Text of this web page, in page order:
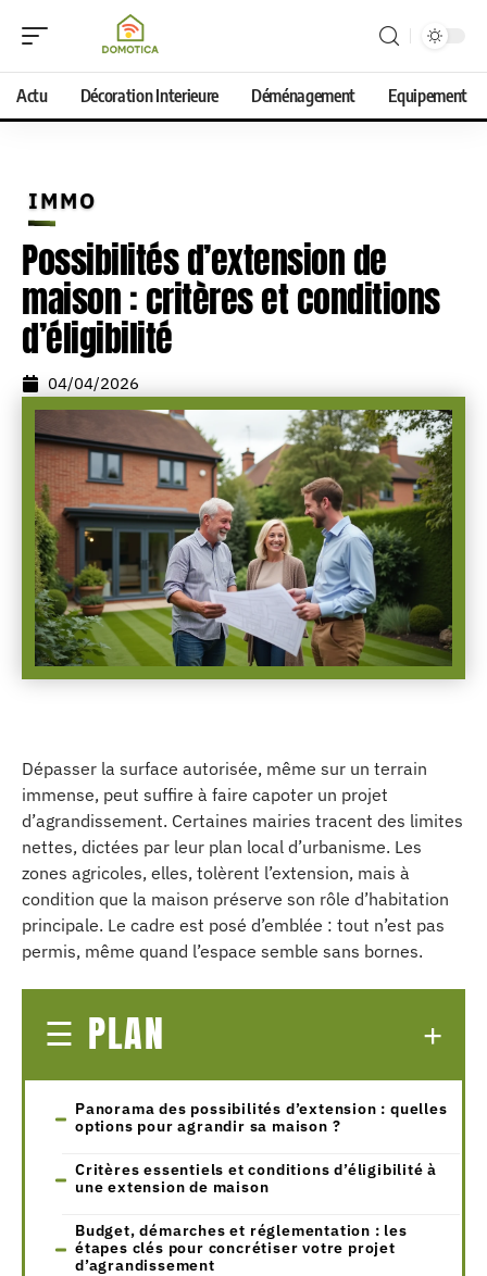
Actu Décoration Interieure Déménagement Equipement
IMMO
Possibilités d’extension de
maison : critères et conditions
d’éligibilité
04/04/2026
Dépasser la surface autorisée, même sur un terrain
immense, peut suffire à faire capoter un projet
d’agrandissement. Certaines mairies tracent des limites
nettes, dictées par leur plan local d’urbanisme. Les
zones agricoles, elles, tolèrent l’extension, mais à
condition que la maison préserve son rôle d’habitation
principale. Le cadre est posé d’emblée : tout n’est pas
permis, même quand l’espace semble sans bornes.
PLAN
Panorama des possibilités d’extension : quelles
options pour agrandir sa maison ?
Critères essentiels et conditions d’éligibilité à
une extension de maison
Budget, démarches et réglementation : les
étapes clés pour concrétiser votre projet
d’agrandissement